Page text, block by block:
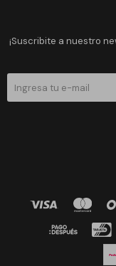
¡Suscribite a nuestro